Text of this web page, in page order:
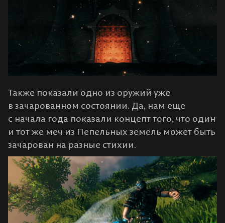
Также показали одно из оружий уже
в зачарованном состоянии. Да, нам еще
с начала года показали концепт того, что один
и тот же меч из Пепельных земель может быть
зачарован на разные стихии.